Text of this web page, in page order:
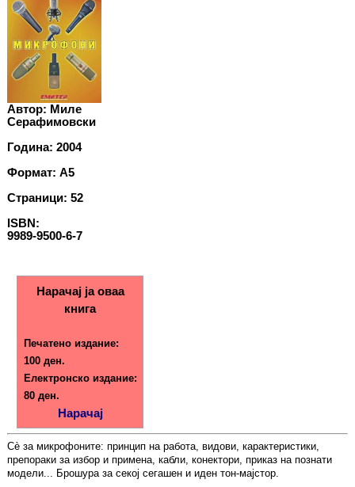
Автор: Миле
Серафимовски
Година: 2004
Формат: A5
Страници: 52
ISBN:
9989-9500-6-7
Нарачај ја оваа
книга
Печатено издание:
100 ден.
Електронско издание:
80 ден.
Нарачај
Сè за микрофоните: принцип на работа, видови, карактеристики,
препораки за избор и примена, кабли, конектори, приказ на познати
модели... Брошура за секој сегашен и иден тон-мајстор.